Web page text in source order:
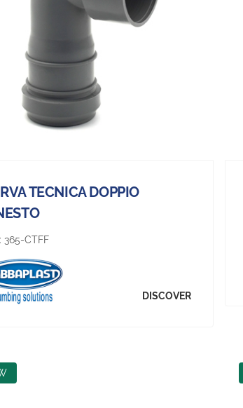
TECNICA DOPPIO
365-CTFF
DISCOVER